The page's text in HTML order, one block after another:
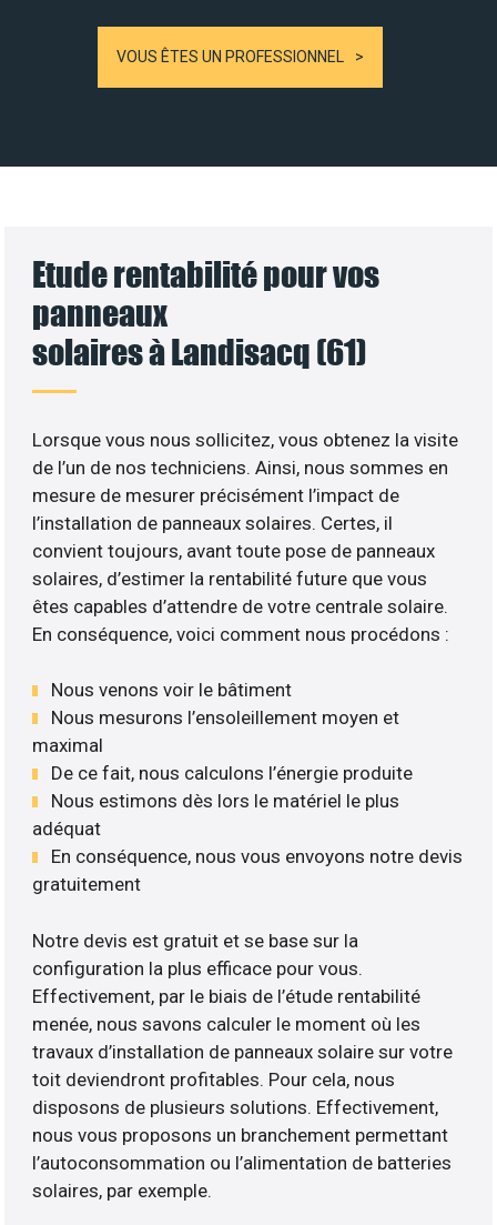
VOUS ÊTES UN PROFESSIONNEL
Etude rentabilité pour vos
panneaux
solaires à Landisacq (61)
Lorsque vous nous sollicitez, vous obtenez la visite
de l’un de nos techniciens. Ainsi, nous sommes en
mesure de mesurer précisément l’impact de
l’installation de panneaux solaires. Certes, il
convient toujours, avant toute pose de panneaux
solaires, d’estimer la rentabilité future que vous
êtes capables d’attendre de votre centrale solaire.
En conséquence, voici comment nous procédons :
Nous venons voir le bâtiment
Nous mesurons l’ensoleillement moyen et
maximal
De ce fait, nous calculons l’énergie produite
Nous estimons dès lors le matériel le plus
adéquat
En conséquence, nous vous envoyons notre devis
gratuitement
Notre devis est gratuit et se base sur la
configuration la plus efficace pour vous.
Effectivement, par le biais de l’étude rentabilité
menée, nous savons calculer le moment où les
travaux d’installation de panneaux solaire sur votre
toit deviendront profitables. Pour cela, nous
disposons de plusieurs solutions. Effectivement,
nous vous proposons un branchement permettant
l’autoconsommation ou l’alimentation de batteries
solaires, par exemple.